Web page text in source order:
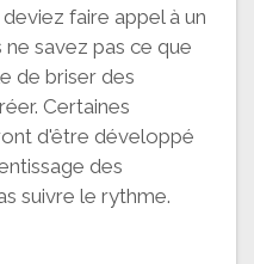
faire appel à un
ne savez pas ce que
de briser des
Certaines
d'être développé
des
suivre le rythme.